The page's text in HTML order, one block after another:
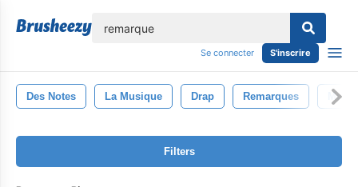
Se connecter S'inscrire
Des Notes La Musique Drap Remarques
Filters